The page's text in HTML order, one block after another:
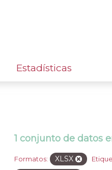
Estadísticas
1 conjunto de datos
Formatos: XLSX